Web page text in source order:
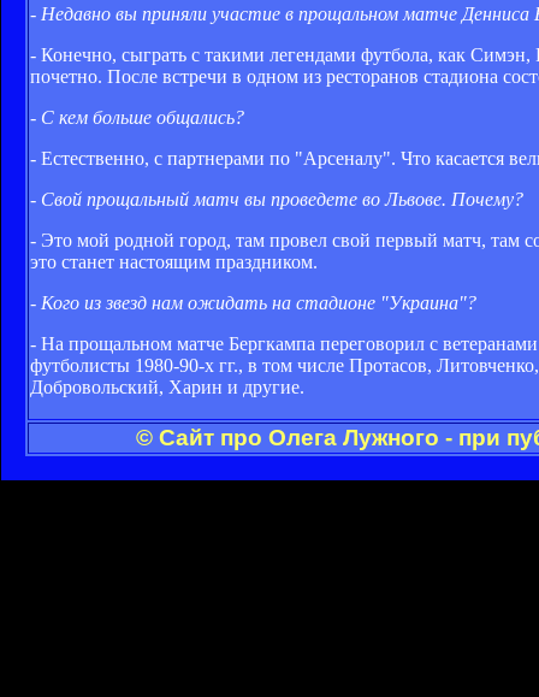
- Недавно вы приняли участие в прощальном матче Денниса
- Конечно, сыграть с такими легендами футбола, как
почетно. После встречи в одном из ресторанов стадиона
- С кем больше общались?
- Естественно, с партнерами по "Арсеналу". Что касается
- Свой прощальный матч вы проведете во Львове. Почему?
- Это мой родной город, там провел свой первый матч, там
это станет настоящим праздником.
- Кого из звезд нам ожидать на стадионе "Украина"?
- На прощальном матче Бергкампа переговорил с
футболисты 1980-90-х гг., в том числе Протасов,
Добровольский, Харин и другие.
© Сайт про Олега Лужного - при